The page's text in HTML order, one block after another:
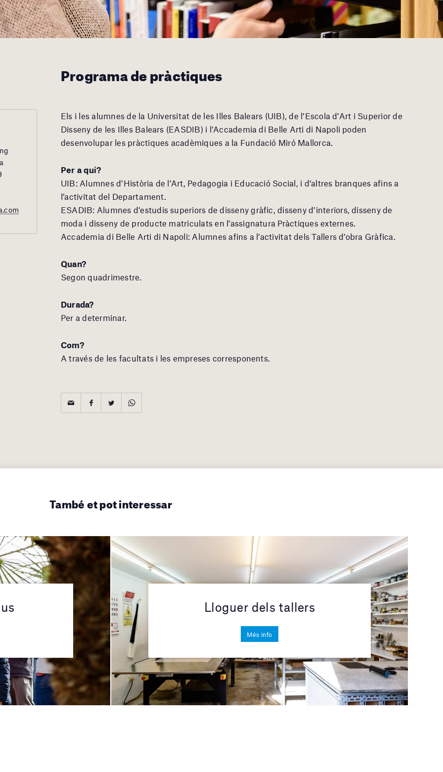
Programa de pràctiques
Els i les alumnes de la Universitat de les Illes Balears (UIB), de l’Escola d’Art i Superior de
Disseny de les Illes Balears (EASDIB) i l’Accademia di Belle Arti di Napoli poden
desenvolupar les pràctiques acadèmiques a la Fundació Miró Mallorca.
Per a qui?
UIB: Alumnes d’Història de l’Art, Pedagogia i Educació Social, i d’altres branques afins a
l’activitat del Departament.
ESADIB: Alumnes d’estudis superiors de disseny gràfic, disseny d’interiors, disseny de
moda i disseny de producte matriculats en l’assignatura Pràctiques externes.
Accademia di Belle Arti di Napoli: Alumnes afins a l’activitat dels Tallers d’obra Gràfica.
Quan?
Segon quadrimestre.
Durada?
Per a determinar.
Com?
A través de les facultats i les empreses corresponents.
També et pot interessar
Lloguer dels tallers
Més info